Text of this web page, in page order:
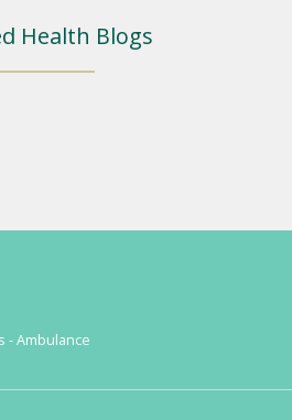
Health Blogs
- Ambulance